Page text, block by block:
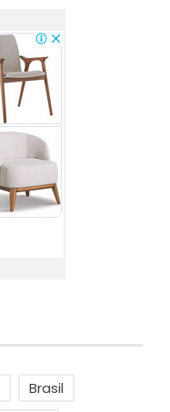
Brasil